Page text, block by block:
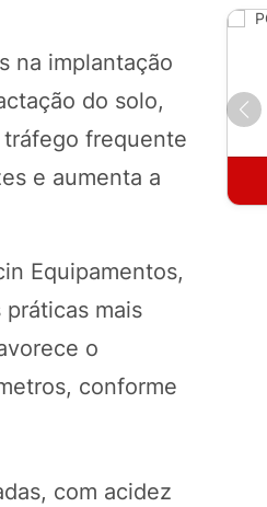
na implantação
do solo,
tráfego frequente
e aumenta a
Equipamentos,
mais
o
conforme
com acidez
Fertilizante Líquido
COMPRAR